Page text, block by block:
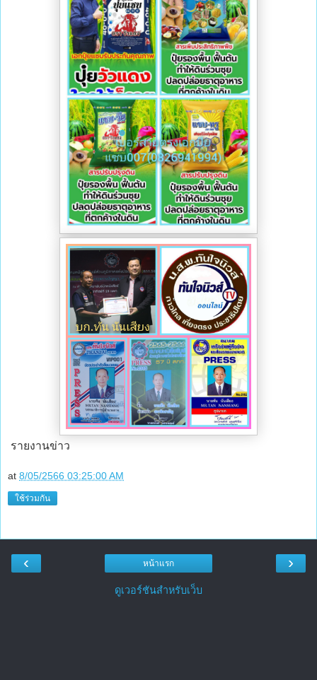
รายงานข่าว
at 8/05/2566 03:25:00 AM
ใช้ร่วมกัน
‹ ›
หน้าแรก
ดูเวอร์ชันสำหรับเว็บ